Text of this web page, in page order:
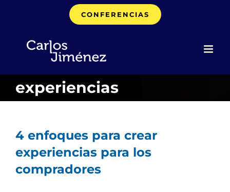
CONFERENCIAS
experiencias
4 enfoques para crear
experiencias para los
compradores